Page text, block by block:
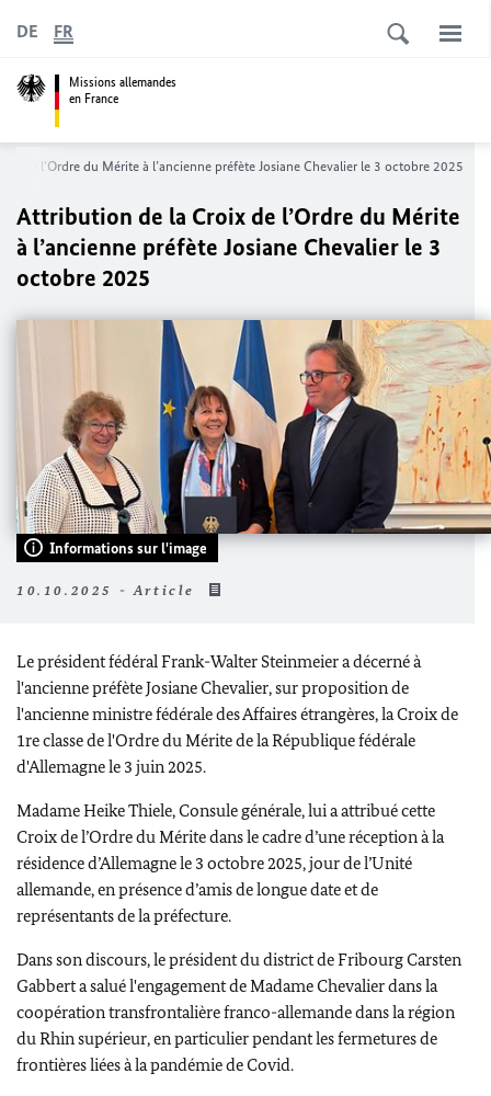
Missions allemandes
en France
DE FR
de l’Ordre du Mérite à l’ancienne préfète Josiane Chevalier le 3 octobre 2025
Attribution de la Croix de l’Ordre du Mérite
à l’ancienne préfète Josiane Chevalier le 3
octobre 2025
Informations sur l'image
10.10.2025 - Article
Le président fédéral Frank-Walter Steinmeier a décerné à
l'ancienne préfète Josiane Chevalier, sur proposition de
l'ancienne ministre fédérale des Affaires étrangères, la Croix de
1re classe de l'Ordre du Mérite de la République fédérale
d'Allemagne le 3 juin 2025.
Madame Heike Thiele, Consule générale, lui a attribué cette
Croix de l’Ordre du Mérite dans le cadre d’une réception à la
résidence d’Allemagne le 3 octobre 2025, jour de l’Unité
allemande, en présence d’amis de longue date et de
représentants de la préfecture.
Dans son discours, le président du district de Fribourg Carsten
Gabbert a salué l'engagement de Madame Chevalier dans la
coopération transfrontalière franco-allemande dans la région
du Rhin supérieur, en particulier pendant les fermetures de
frontières liées à la pandémie de Covid.